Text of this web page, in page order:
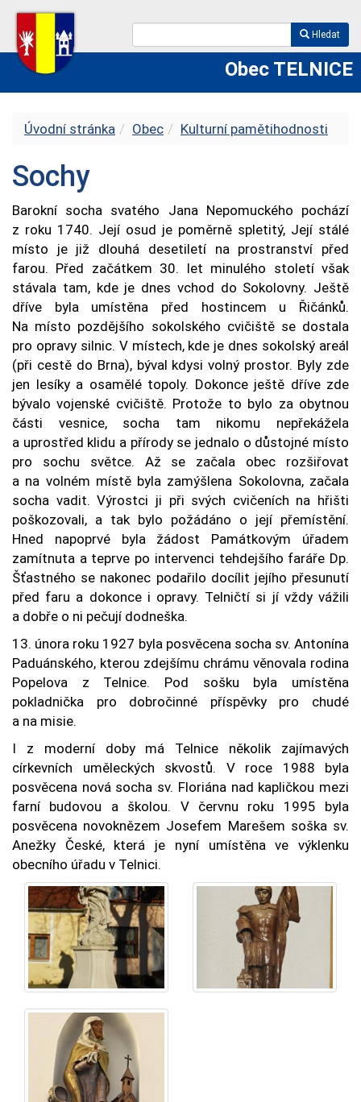
Hledat
Obec TELNICE
Úvodní stránka Obec Kulturní pamětihodnosti
Sochy
Barokní socha svatého Jana Nepomuckého pochází
z roku 1740. Její osud je poměrně spletitý, Její stálé
místo je již dlouhá desetiletí na prostranství před
farou. Před začátkem 30. let minulého století však
stávala tam, kde je dnes vchod do Sokolovny. Ještě
dříve byla umístěna před hostincem u Řičánků.
Na místo pozdějšího sokolského cvičiště se dostala
pro opravy silnic. V místech, kde je dnes sokolský areál
(při cestě do Brna), býval kdysi volný prostor. Byly zde
jen lesíky a osamělé topoly. Dokonce ještě dříve zde
bývalo vojenské cvičiště. Protože to bylo za obytnou
části vesnice, socha tam nikomu nepřekážela
a uprostřed klidu a přírody se jednalo o důstojné místo
pro sochu světce. Až se začala obec rozšiřovat
a na volném místě byla zamýšlena Sokolovna, začala
socha vadit. Výrostci ji při svých cvičeních na hřišti
poškozovali, a tak bylo požádáno o její přemístění.
Hned napoprvé byla žádost Památkovým úřadem
zamítnuta a teprve po intervenci tehdejšího faráře Dp.
Šťastného se nakonec podařilo docílit jejího přesunutí
před faru a dokonce i opravy. Telničtí si jí vždy vážili
a dobře o ni pečují dodneška.
13. února roku 1927 byla posvěcena socha sv. Antonína
Paduánského, kterou zdejšímu chrámu věnovala rodina
Popelova z Telnice. Pod sošku byla umístěna
pokladnička pro dobročinné příspěvky pro chudé
a na misie.
I z moderní doby má Telnice několik zajímavých
církevních uměleckých skvostů. V roce 1988 byla
posvěcena nová socha sv. Floriána nad kapličkou mezi
farní budovou a školou. V červnu roku 1995 byla
posvěcena novoknězem Josefem Marešem soška sv.
Anežky České, která je nyní umístěna ve výklenku
obecního úřadu v Telnici.